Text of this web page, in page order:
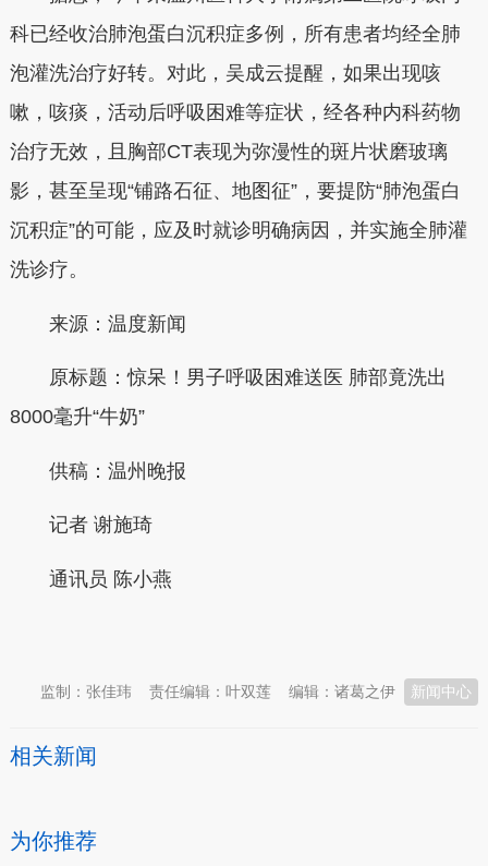
科已经收治肺泡蛋白沉积症多例，所有患者均经全肺
泡灌洗治疗好转。对此，吴成云提醒，如果出现咳
嗽，咳痰，活动后呼吸困难等症状，经各种内科药物
治疗无效，且胸部CT表现为弥漫性的斑片状磨玻璃
影，甚至呈现“铺路石征、地图征”，要提防“肺泡蛋白
沉积症”的可能，应及时就诊明确病因，并实施全肺灌
洗诊疗。
来源：温度新闻
原标题：惊呆！男子呼吸困难送医 肺部竟洗出
8000毫升“牛奶”
供稿： 温州晚报
记者 谢施琦
通讯员 陈小燕
新闻中心
编辑：诸葛之伊
责任编辑：叶双莲
监制：张佳玮
相关新闻
为你推荐